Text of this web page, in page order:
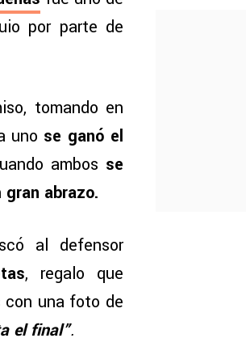
por parte de
tomando en
uno se ganó el
ambos se
gran abrazo.
al defensor
, regalo que
con una foto de
el final”.